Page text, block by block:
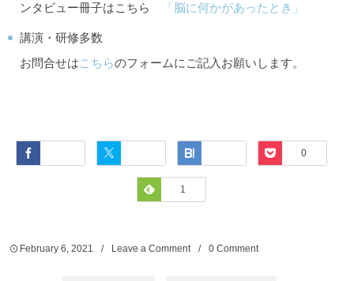
ンタビュー冊子はこちら
「脳に何かがあったとき」
講演・研修多数
お問合せはこちらのフォームにご記入お願いします。
Pocket
0
Feedly
1
February 6 ,2021 Leave a Comment 0 Comment